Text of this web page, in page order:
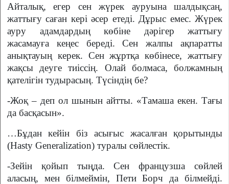
Айталық, егер сен жүрек ауруына шалдықсаң,
жаттығу саған кері әсер етеді. Дұрыс емес. Жүрек
ауру адамдардың көбіне дәрігер жаттығу
жасамауға кеңес береді. Сен жалпы ақпаратты
анықтауың керек. Сен жұртқа көбінесе, жаттығу
жақсы деуге тиіссің. Олай болмаса, болжамның
қателігін тудырасың. Түсіндің бе?
-Жоқ – деп ол шынын айтты. «Тамаша екен. Тағы
да басқасын».
…Бұдан кейін біз асығыс жасалған қорытынды
(Hasty Generalization) туралы сөйлестік.
-Зейін қойып тыңда. Сен французша сөйлей
аласың, мен білмеймін, Пети Борч да білмейді.